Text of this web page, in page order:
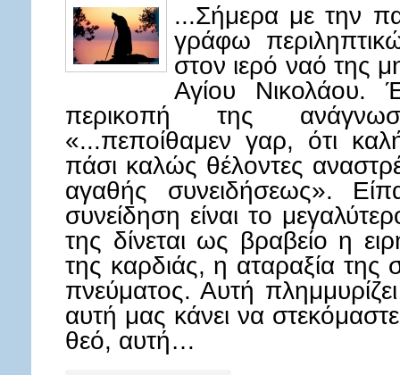
...Σήμερα με την
γράφω
στον ιερό ναό της
Αγίου
περικοπή της
«...πεποίθαμεν γαρ, ότι
πάσι καλώς θέλοντες
αγαθής συνειδήσεως».
συνείδηση είναι το
της δίνεται ως βραβείο η
της καρδιάς, η αταραξία της
πνεύματος. Αυτή
αυτή μας κάνει να
θεό, αυτή…